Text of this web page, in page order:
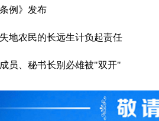
例》发布
地农民的长远生计负起责任
员、秘书长别必雄被"双开"